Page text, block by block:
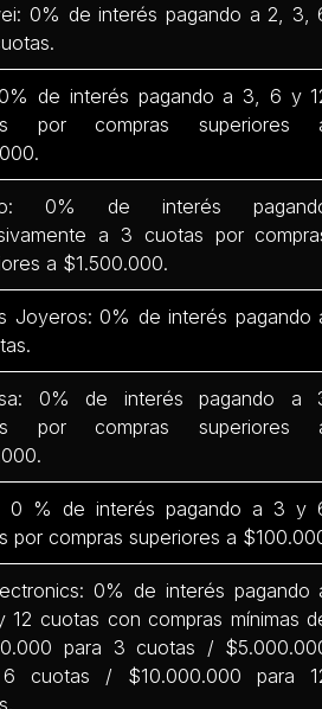
0% de interés pagando a 2, 3,
de interés pagando a 3, 6 y
por compras superiores
0% de interés
a 3 cuotas por
a $1.500.000.
Joyeros: 0% de interés pagando
0% de interés pagando a
por compras superiores
0 % de interés pagando a 3 y
por compras superiores a
0% de interés pagando
12 cuotas con compras mínimas
para 3 cuotas /
cuotas / $10.000.000 para